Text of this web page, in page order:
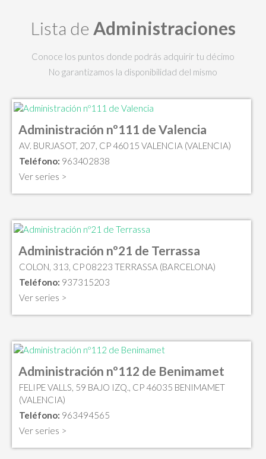
Lista de Administraciones
Conoce los puntos donde podrás adquirir tu décimo
No garantizamos la disponibilidad del mismo
Administración nº111 de Valencia
AV. BURJASOT, 207, CP 46015 VALENCIA (VALENCIA)
Teléfono: 963402838
Ver series >
Administración nº21 de Terrassa
COLON, 313, CP 08223 TERRASSA (BARCELONA)
Teléfono: 937315203
Ver series >
Administración nº112 de Benimamet
FELIPE VALLS, 59 BAJO IZQ., CP 46035 BENIMAMET
(VALENCIA)
Teléfono: 963494565
Ver series >